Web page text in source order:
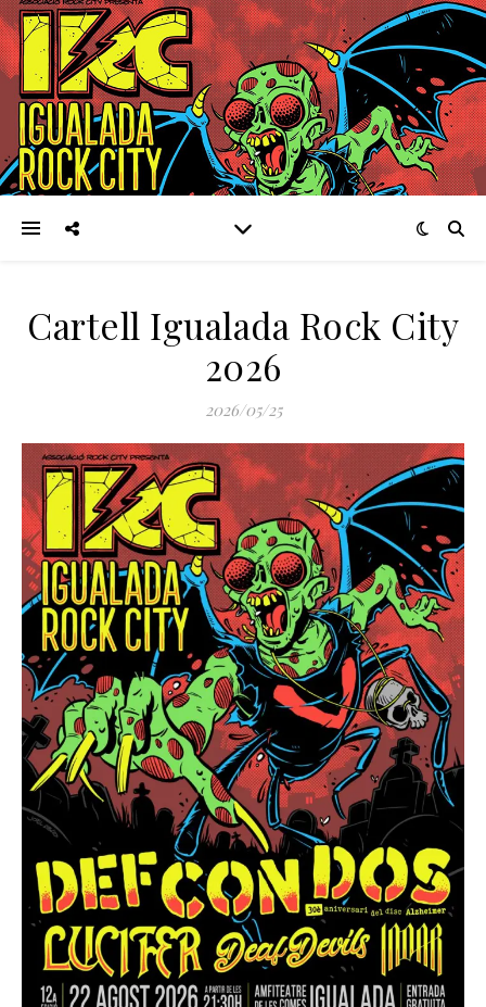
Cartell Igualada Rock City
2026
2026/05/25